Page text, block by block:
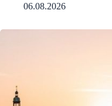
06.08.2026